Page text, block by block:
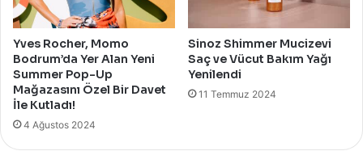
Yves Rocher, Momo
Bodrum’da Yer Alan Yeni
Summer Pop-Up
Mağazasını Özel Bir Davet
İle Kutladı!
4 Ağustos 2024
Sinoz Shimmer Mucizevi
Saç ve Vücut Bakım Yağı
Yenilendi
11 Temmuz 2024